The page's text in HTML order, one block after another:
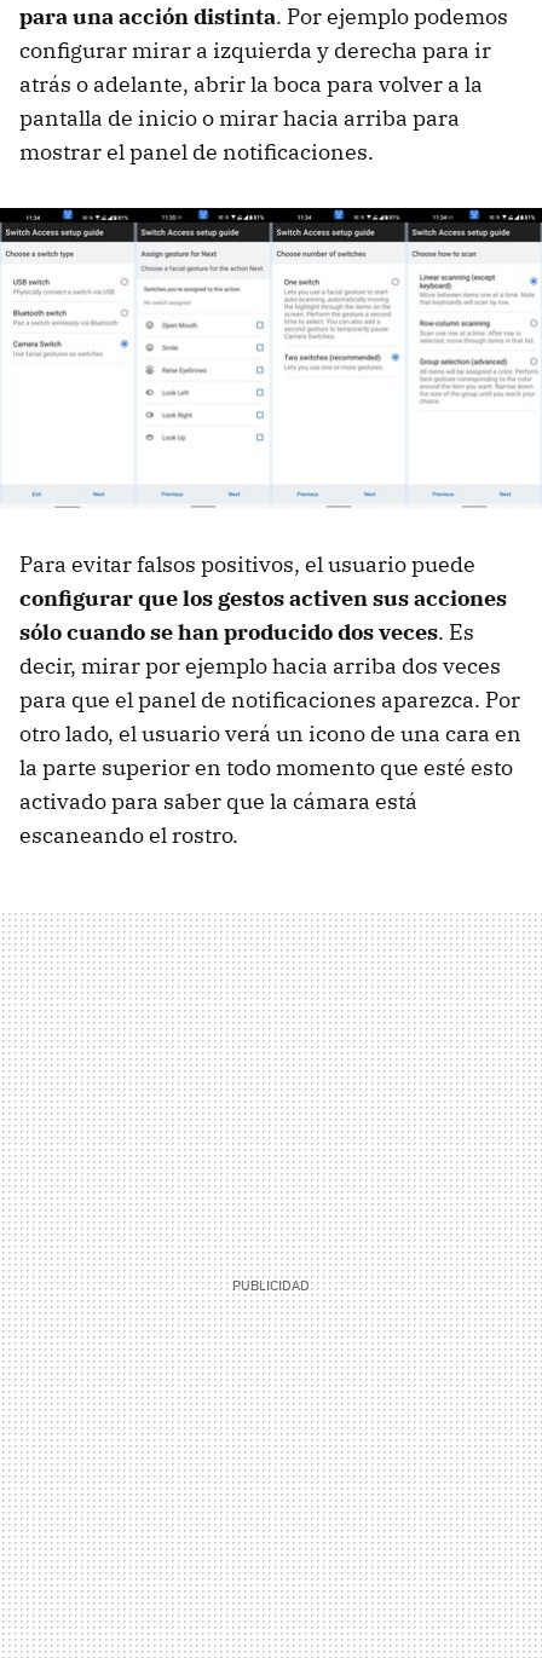
para una acción distinta. Por ejemplo podemos
configurar mirar a izquierda y derecha para ir
atrás o adelante, abrir la boca para volver a la
pantalla de inicio o mirar hacia arriba para
mostrar el panel de notificaciones.
Para evitar falsos positivos, el usuario puede
configurar que los gestos activen sus acciones
sólo cuando se han producido dos veces. Es
decir, mirar por ejemplo hacia arriba dos veces
para que el panel de notificaciones aparezca. Por
otro lado, el usuario verá un icono de una cara en
la parte superior en todo momento que esté esto
activado para saber que la cámara está
escaneando el rostro.